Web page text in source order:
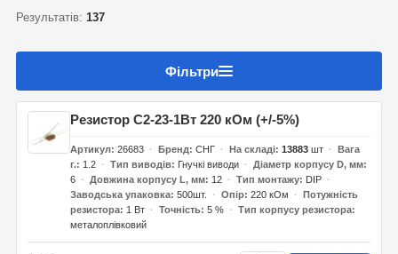
Результатів: 137
Фільтри
Резистор С2-23-1Вт 220 кОм (+/-5%)
Артикул 26683 Бренд СНГ На складі 13883шт
Вага
г.
1.2 Тип виводів Гнучкі виводи
Діаметр корпусу D, мм
6
Довжина корпусу L, мм 12 Тип монтажу
DIP
Заводська упаковка 500шт. Опір 220 кОм
Потужність
резистора
1 Вт Точність 5 %
Тип корпусу резистора
металоплівковий